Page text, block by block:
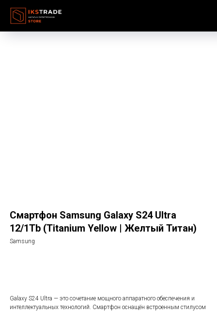
Смартфон Samsung Galaxy S24 Ultra
12/1Tb (Titanium Yellow | Желтый Титан)
Samsung
Galaxy S24 Ultra — это сочетание мощного аппаратного обеспечения и
интеллектуальных технологий. Смартфон оснащён встроенным стилусом